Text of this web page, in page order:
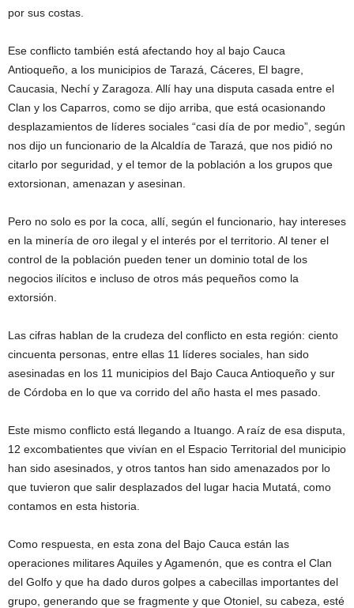
por sus costas.
Ese conflicto también está afectando hoy al bajo Cauca
Antioqueño, a los municipios de Tarazá, Cáceres, El bagre,
Caucasia, Nechí y Zaragoza. Allí hay una disputa casada entre el
Clan y los Caparros, como se dijo arriba, que está ocasionando
desplazamientos de líderes sociales “casi día de por medio”, según
nos dijo un funcionario de la Alcaldía de Tarazá, que nos pidió no
citarlo por seguridad, y el temor de la población a los grupos que
extorsionan, amenazan y asesinan.
Pero no solo es por la coca, allí, según el funcionario, hay intereses
en la minería de oro ilegal y el interés por el territorio. Al tener el
control de la población pueden tener un dominio total de los
negocios ilícitos e incluso de otros más pequeños como la
extorsión.
Las cifras hablan de la crudeza del conflicto en esta región: ciento
cincuenta personas, entre ellas 11 líderes sociales, han sido
asesinadas en los 11 municipios del Bajo Cauca Antioqueño y sur
de Córdoba en lo que va corrido del año hasta el mes pasado.
Este mismo conflicto está llegando a Ituango. A raíz de esa disputa,
12 excombatientes que vivían en el Espacio Territorial del municipio
han sido asesinados, y otros tantos han sido amenazados por lo
que tuvieron que salir desplazados del lugar hacia Mutatá, como
contamos en esta historia.
Como respuesta, en esta zona del Bajo Cauca están las
operaciones militares Aquiles y Agamenón, que es contra el Clan
del Golfo y que ha dado duros golpes a cabecillas importantes del
grupo, generando que se fragmente y que Otoniel, su cabeza, esté